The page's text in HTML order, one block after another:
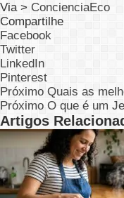
Via > ConcienciaEco
Compartilhe
Facebook
Twitter
LinkedIn
Pinterest
Próximo Quais as
Próximo O que é um
Artigos